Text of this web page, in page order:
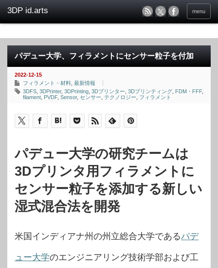
menu
パデュー大学、フィラメントにセンサー粒子を付加
2022-12-15
フィラメント・材料 最新情報
3DFS 3DPrinter, 3DPrinting 3Dプリンター 3Dプリンティング FDM・FFF,
filament PVDF, Sensor, センサー テクノロジー フィラメント
パデュー大学の研究チームは
3Dプリンタ用フィラメントに
センサー粒子を添加する新しい
湿式混合法を開発
米国インディアナ州の州立総合大学であるパデ
ュー大学のエンジニアリング技術学部および工